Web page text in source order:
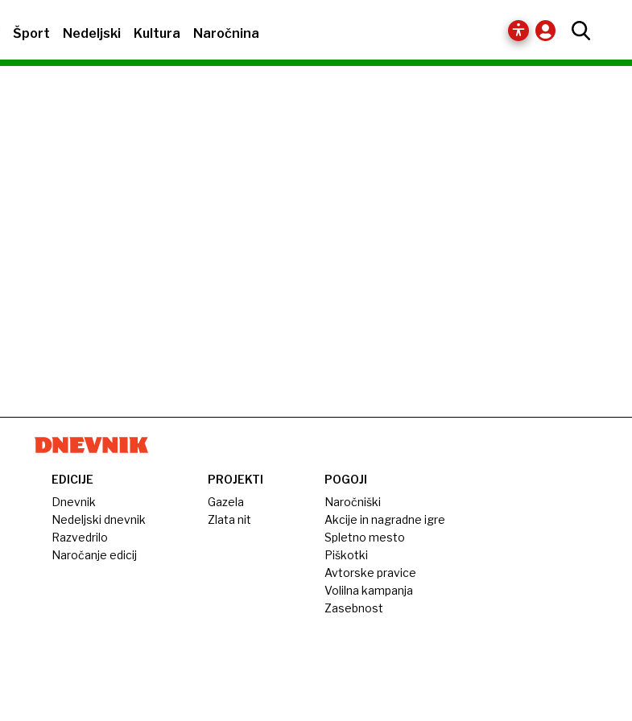
Šport Nedeljski Kultura Naročnina
EDICIJE
Dnevnik
Nedeljski dnevnik
Razvedrilo
Naročanje edicij
PROJEKTI
Gazela
Zlata nit
POGOJI
Naročniški
Akcije in nagradne igre
Spletno mesto
Piškotki
Avtorske pravice
Volilna kampanja
Zasebnost